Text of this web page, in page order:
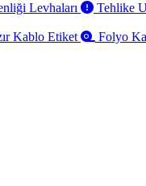
Levhaları Tehlike
Kablo Etiket Folyo